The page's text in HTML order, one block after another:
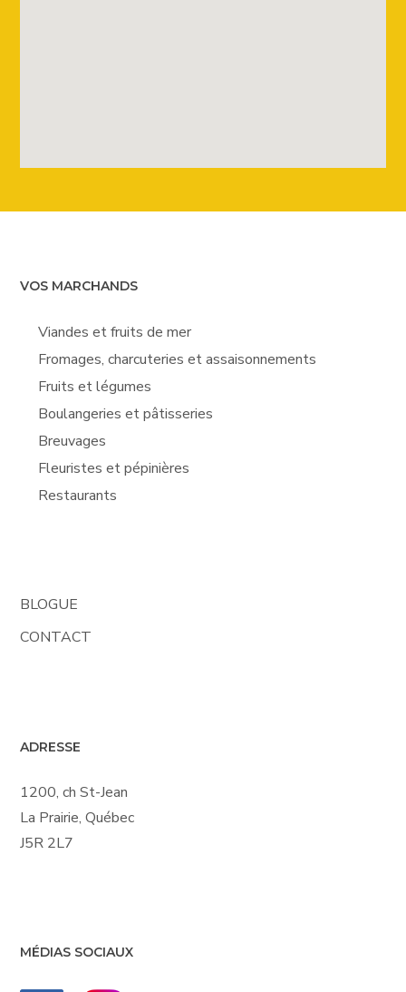
VOS MARCHANDS
Viandes et fruits de mer
Fromages, charcuteries et assaisonnements
Fruits et légumes
Boulangeries et pâtisseries
Breuvages
Fleuristes et pépinières
Restaurants
BLOGUE
CONTACT
ADRESSE
1200, ch St-Jean
La Prairie, Québec
J5R 2L7
MÉDIAS SOCIAUX